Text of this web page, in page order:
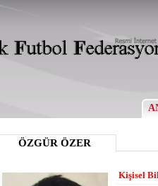
ÖZGÜR ÖZER
Kişisel